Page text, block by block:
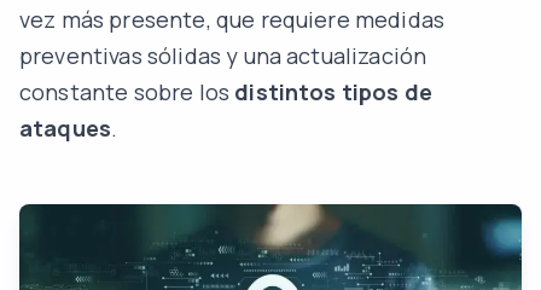
vez más presente, que requiere medidas
preventivas sólidas y una actualización
constante sobre los distintos tipos de
ataques.